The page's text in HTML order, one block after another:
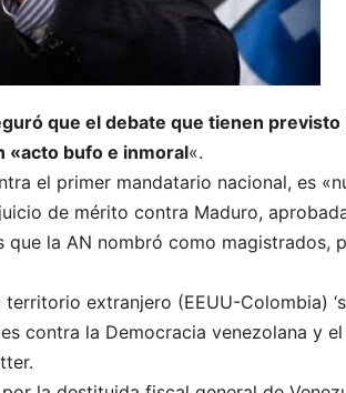
que el debate que tienen
«acto bufo e inmoral«.
el primer mandatario nacional, es
de mérito contra Maduro,
la AN nombró como magistrados,
extranjero (EEUU-Colombia)
contra la Democracia venezolana y